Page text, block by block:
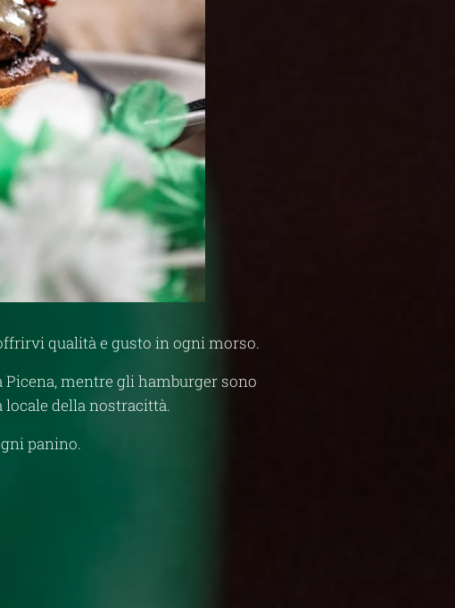
qualità e gusto in ogni morso.
mentre gli hamburger sono
locale della nostracittà.
panino.